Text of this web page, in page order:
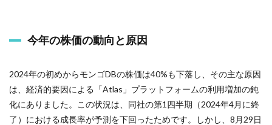
今年の株価の動向と原因
2024年の初めからモンゴDBの株価は40%も下落し、その主な原因
は、経済的要因による「Atlas」プラットフォームの利用増加の鈍
化にありました。この状況は、同社の第1四半期（2024年4月に終
了）における成長率が予測を下回ったためです。しかし、8月29日